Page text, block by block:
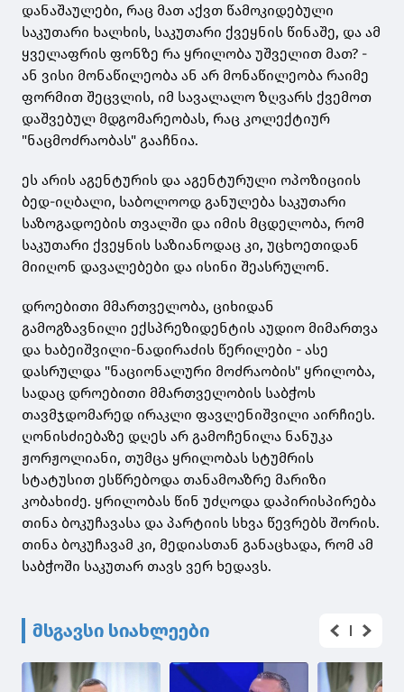
დანაშაულები, რაც მათ აქვთ წამოკიდებული
საკუთარი ხალხის, საკუთარი ქვეყნის წინაშე, და ამ
ყველაფრის ფონზე რა ყრილობა უშველით მათ? -
ან ვისი მონაწილეობა ან არ მონაწილეობა რაიმე
ფორმით შეცვლის, იმ სავალალო ზღვარს ქვემოთ
დაშვებულ მდგომარეობას, რაც კოლექტიურ
"ნაცმოძრაობას" გააჩნია.
ეს არის აგენტურის და აგენტურული ოპოზიციის
ბედ-იღბალი, საბოლოოდ განულება საკუთარი
საზოგადოების თვალში და იმის მცდელობა, რომ
საკუთარი ქვეყნის საზიანოდაც კი, უცხოეთიდან
მიიღონ დავალებები და ისინი შეასრულონ.
დროებითი მმართველობა, ციხიდან
გამოგზავნილი ექსპრეზიდენტის აუდიო მიმართვა
და ხაბეიშვილი-ნადირაძის წერილები - ასე
დასრულდა "ნაციონალური მოძრაობის" ყრილობა,
სადაც დროებითი მმართველობის საბჭოს
თავმჯდომარედ ირაკლი ფავლენიშვილი აირჩიეს.
ღონისძიებაზე დღეს არ გამოჩენილა ნანუკა
ჟორჟოლიანი, თუმცა ყრილობას სტუმრის
სტატუსით ესწრებოდა თანამოაზრე მარიზი
კობახიძე. ყრილობას წინ უძღოდა დაპირისპირება
თინა ბოკუჩავასა და პარტიის სხვა წევრებს შორის.
თინა ბოკუჩავამ კი, მედიასთან განაცხადა, რომ ამ
საბჭოში საკუთარ თავს ვერ ხედავს.
მსგავსი სიახლეები